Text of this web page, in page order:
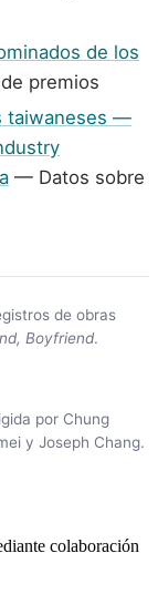
de los
premios
taiwaneses —
— Datos sobre
de obras
Boyfriend.
por Chung
y Joseph Chang.
colaboración